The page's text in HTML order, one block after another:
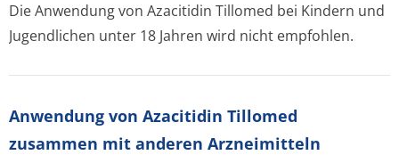
Die Anwendung von Azacitidin Tillomed bei Kindern und
Jugendlichen unter 18 Jahren wird nicht empfohlen.
Anwendung von Azacitidin Tillomed
zusammen mit anderen Arzneimitteln